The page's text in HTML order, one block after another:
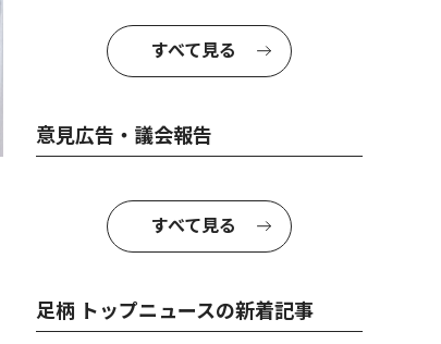
すべて見る
意見広告・議会報告
すべて見る
足柄 トップニュースの新着記事